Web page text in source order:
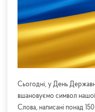
Сьогодні, у День
вшановуємо символ нашої
Слова, написані понад